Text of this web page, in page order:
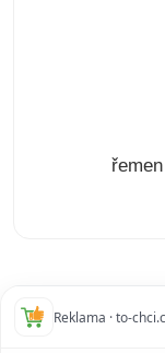
Reklama · to-